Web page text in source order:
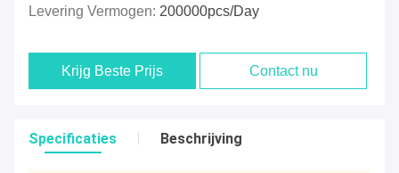
Levering Vermogen: 200000pcs/day
Krijg Beste Prijs Contact nu
Specificaties Beschrijving